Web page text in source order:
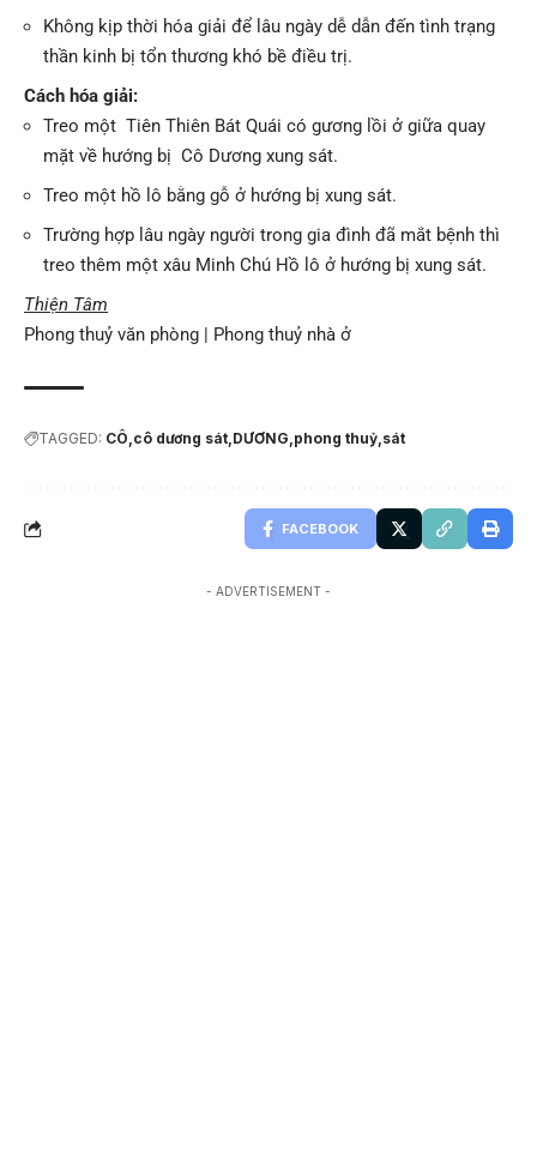
Không kịp thời hóa giải để lâu ngày dễ dẫn đến tình trạng
thần kinh bị tổn thương khó bề điều trị.
Cách hóa giải:
Treo một Tiên Thiên Bát Quái có gương lồi ở giữa quay
mặt về hướng bị Cô Dương xung sát.
Treo một hồ lô bằng gỗ ở hướng bị xung sát.
Trường hợp lâu ngày người trong gia đình đã mắt bệnh thì
treo thêm một xâu Minh Chú Hồ lô ở hướng bị xung sát.
Thiện Tâm
Phong thuỷ văn phòng | Phong thuỷ nhà ở
TAGGED: CÔ cô dương sát DƯƠNG phong thuỷ sát
FACEBOOK
- ADVERTISEMENT -